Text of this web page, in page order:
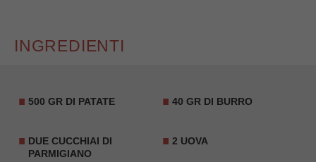
INGREDIENTI
500 GR DI PATATE 40 GR DI BURRO
DUE CUCCHIAI DI
PARMIGIANO
2 UOVA